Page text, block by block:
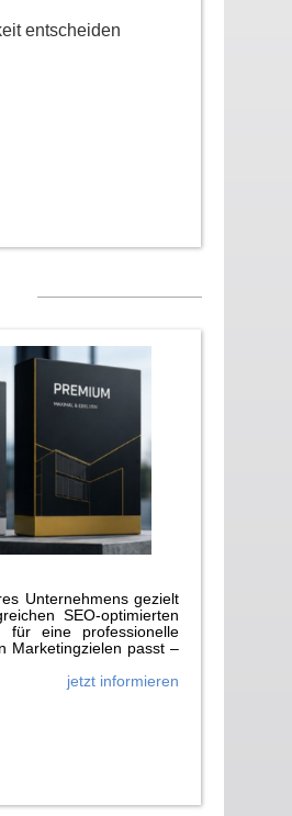
entscheiden
Unternehmens gezielt
SEO-optimierten
für eine professionelle
Marketingzielen passt –
jetzt informieren